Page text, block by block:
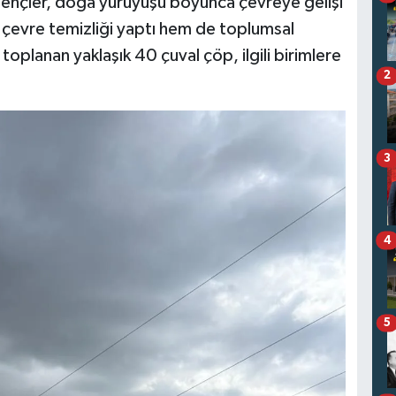
çevre temizliği yaptı hem de toplumsal
yaklaşık 40 çuval çöp, ilgili birimlere
2
3
4
5